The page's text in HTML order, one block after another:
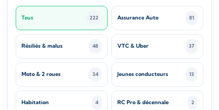
Tous 222 Assurance Auto 81
Résiliés & malus 48 VTC & Uber 37
Moto & 2 roues 34 Jeunes conducteurs 13
Habitation 4 RC Pro & décennale 2